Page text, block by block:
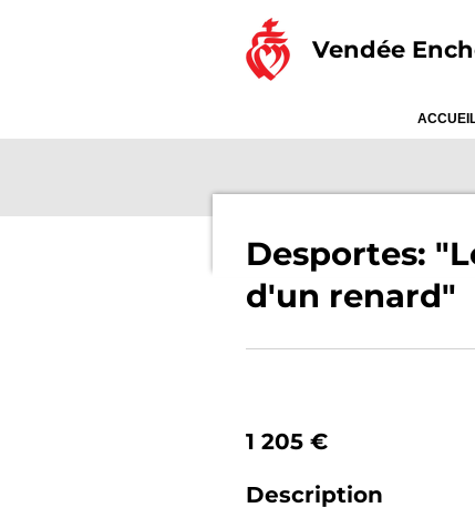
Vendée
Desportes:
d'un renard"
1 205 €
Description